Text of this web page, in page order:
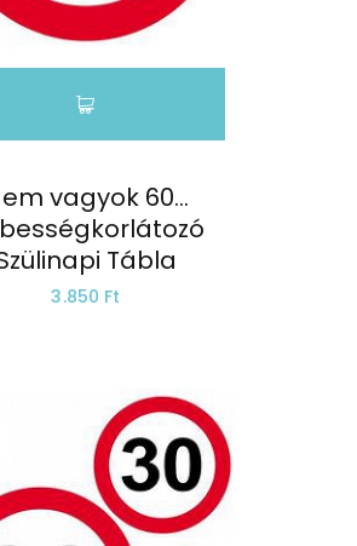
vagyok 60…
Tábla
3.850 Ft